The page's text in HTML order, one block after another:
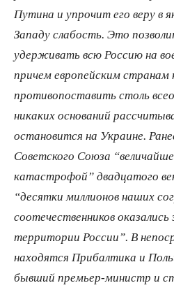
Путина и упрочит его веру в
Западу слабость. Это
удерживать всю Россию на
причем европейским странам
противопоставить столь
никаких оснований
остановится на Украине.
Советского Союза
катастрофой” двадцатого
“десятки миллионов наших
соотечественников оказались
территории России”. В
находятся Прибалтика и
бывший премьер-министр и